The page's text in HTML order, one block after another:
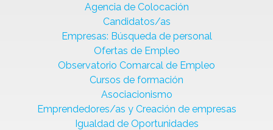
Agencia de Colocación
Candidatos/as
Empresas: Búsqueda de personal
Ofertas de Empleo
Observatorio Comarcal de Empleo
Cursos de formación
Asociacionismo
Emprendedores/as y Creación de empresas
Igualdad de Oportunidades